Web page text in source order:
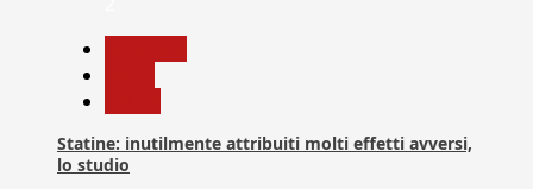
Statine: inutilmente attribuiti molti effetti avversi,
lo studio